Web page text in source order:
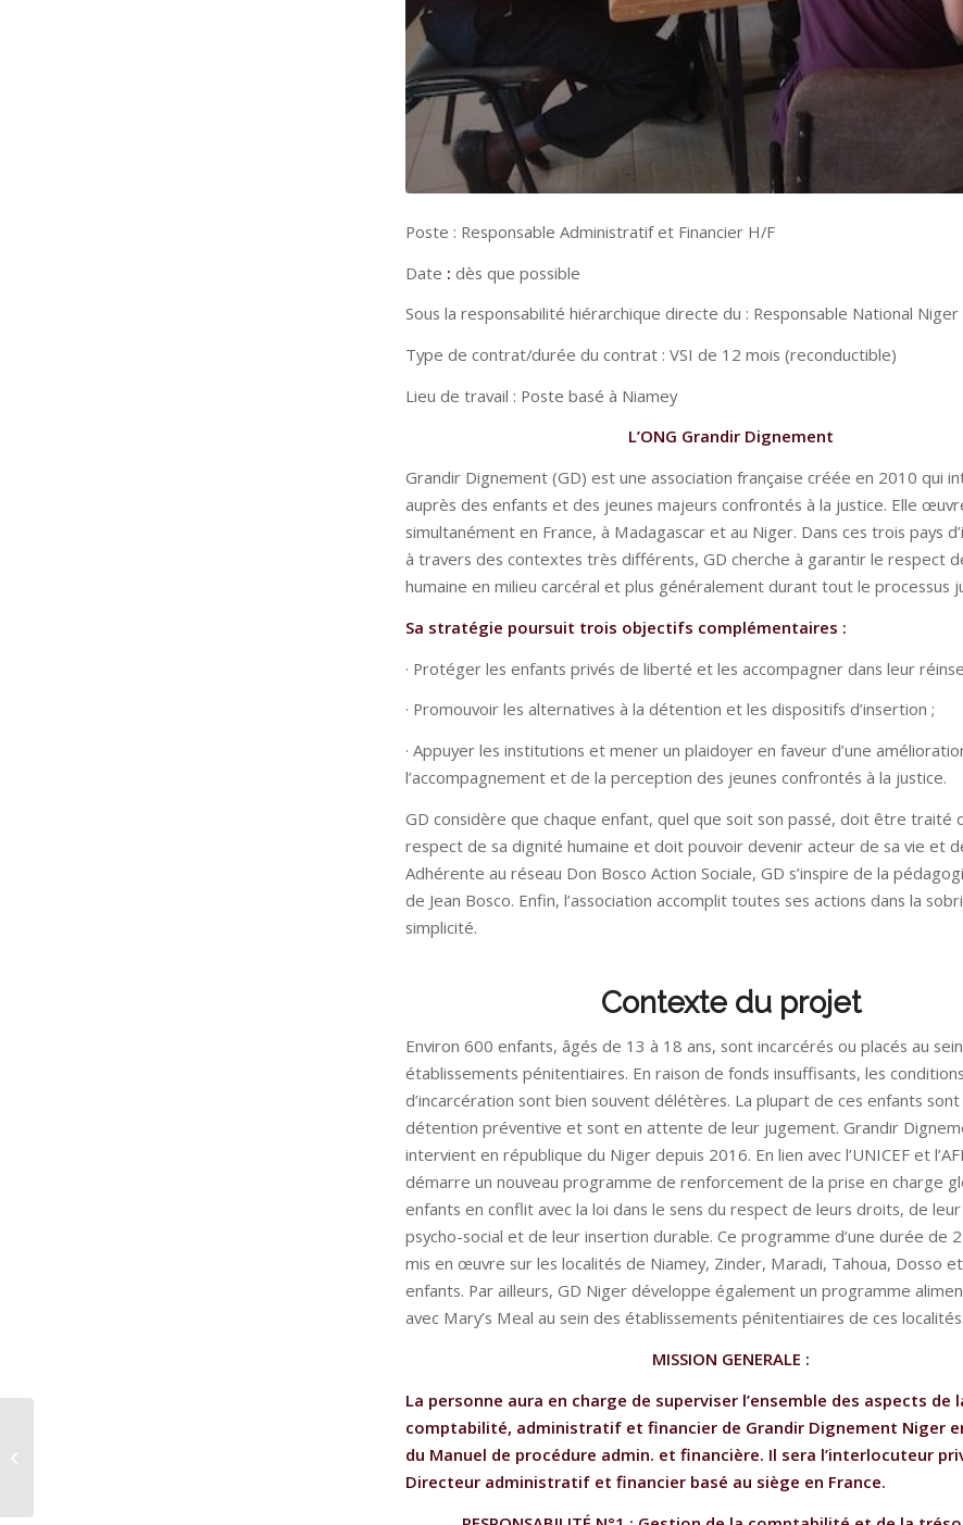
Poste : Responsable Administratif et Financier H/F
Date : dès que possible
Sous la responsabilité hiérarchique directe du : Responsable National Niger
Type de contrat/durée du contrat : VSI de 12 mois (reconductible)
Lieu de travail : Poste basé à Niamey
L’ONG Grandir Dignement
Grandir Dignement (GD) est une association française créée en 2010 qui
auprès des enfants et des jeunes majeurs confrontés à la justice. Elle
simultanément en France, à Madagascar et au Niger. Dans ces trois pays
à travers des contextes très différents, GD cherche à garantir le respect
humaine en milieu carcéral et plus généralement durant tout le processus
Sa stratégie poursuit trois objectifs complémentaires :
· Protéger les enfants privés de liberté et les accompagner dans leur
· Promouvoir les alternatives à la détention et les dispositifs d’insertion ;
· Appuyer les institutions et mener un plaidoyer en faveur d’une
l’accompagnement et de la perception des jeunes confrontés à la justice.
GD considère que chaque enfant, quel que soit son passé, doit être traité
respect de sa dignité humaine et doit pouvoir devenir acteur de sa vie et
Adhérente au réseau Don Bosco Action Sociale, GD s’inspire de la
de Jean Bosco. Enfin, l’association accomplit toutes ses actions dans la
simplicité.
Contexte du projet
Environ 600 enfants, âgés de 13 à 18 ans, sont incarcérés ou placés au
établissements pénitentiaires. En raison de fonds insuffisants, les conditions
d’incarcération sont bien souvent délétères. La plupart de ces enfants sont
détention préventive et sont en attente de leur jugement. Grandir
intervient en république du Niger depuis 2016. En lien avec l’UNICEF et
démarre un nouveau programme de renforcement de la prise en charge
enfants en conflit avec la loi dans le sens du respect de leurs droits, de
psycho-social et de leur insertion durable. Ce programme d’une durée de
mis en œuvre sur les localités de Niamey, Zinder, Maradi, Tahoua, Dosso
enfants. Par ailleurs, GD Niger développe également un programme
avec Mary’s Meal au sein des établissements pénitentiaires de ces localités.
MISSION GENERALE :
La personne aura en charge de superviser l’ensemble des aspects de
comptabilité, administratif et financier de Grandir Dignement Niger
du Manuel de procédure admin. et financière. Il sera l’interlocuteur
Directeur administratif et financier basé au siège en France.